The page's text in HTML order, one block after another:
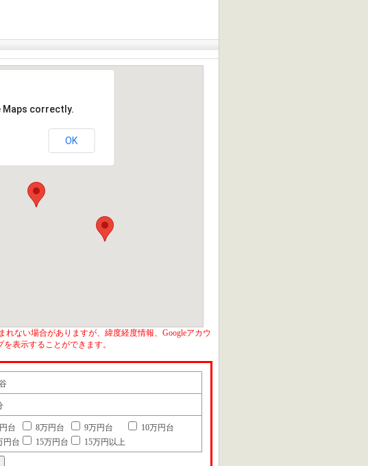
Maps correctly.
OK
ない場合がありますが、緯度経度情報、Googleアカウ
表示することができます。
台 8万円台 9万円台
10万円台
円台 15万円台 15万円以上